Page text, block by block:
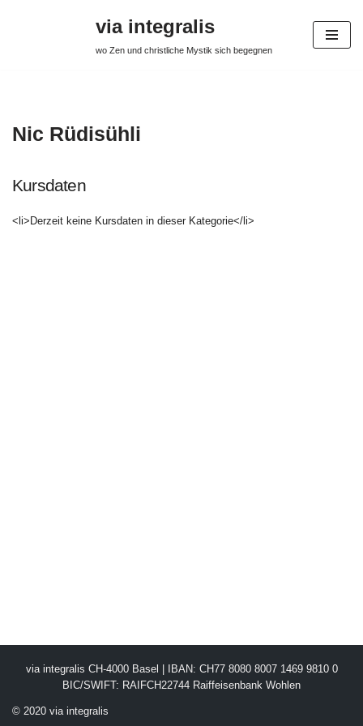
via integralis
wo Zen und christliche Mystik sich begegnen
Nic Rüdisühli
Kursdaten
<li>Derzeit keine Kursdaten in dieser Kategorie</li>
via integralis CH-4000 Basel | IBAN: CH77 8080 8007 1469 9810 0
BIC/SWIFT: RAIFCH22744 Raiffeisenbank Wohlen
© 2020 via integralis